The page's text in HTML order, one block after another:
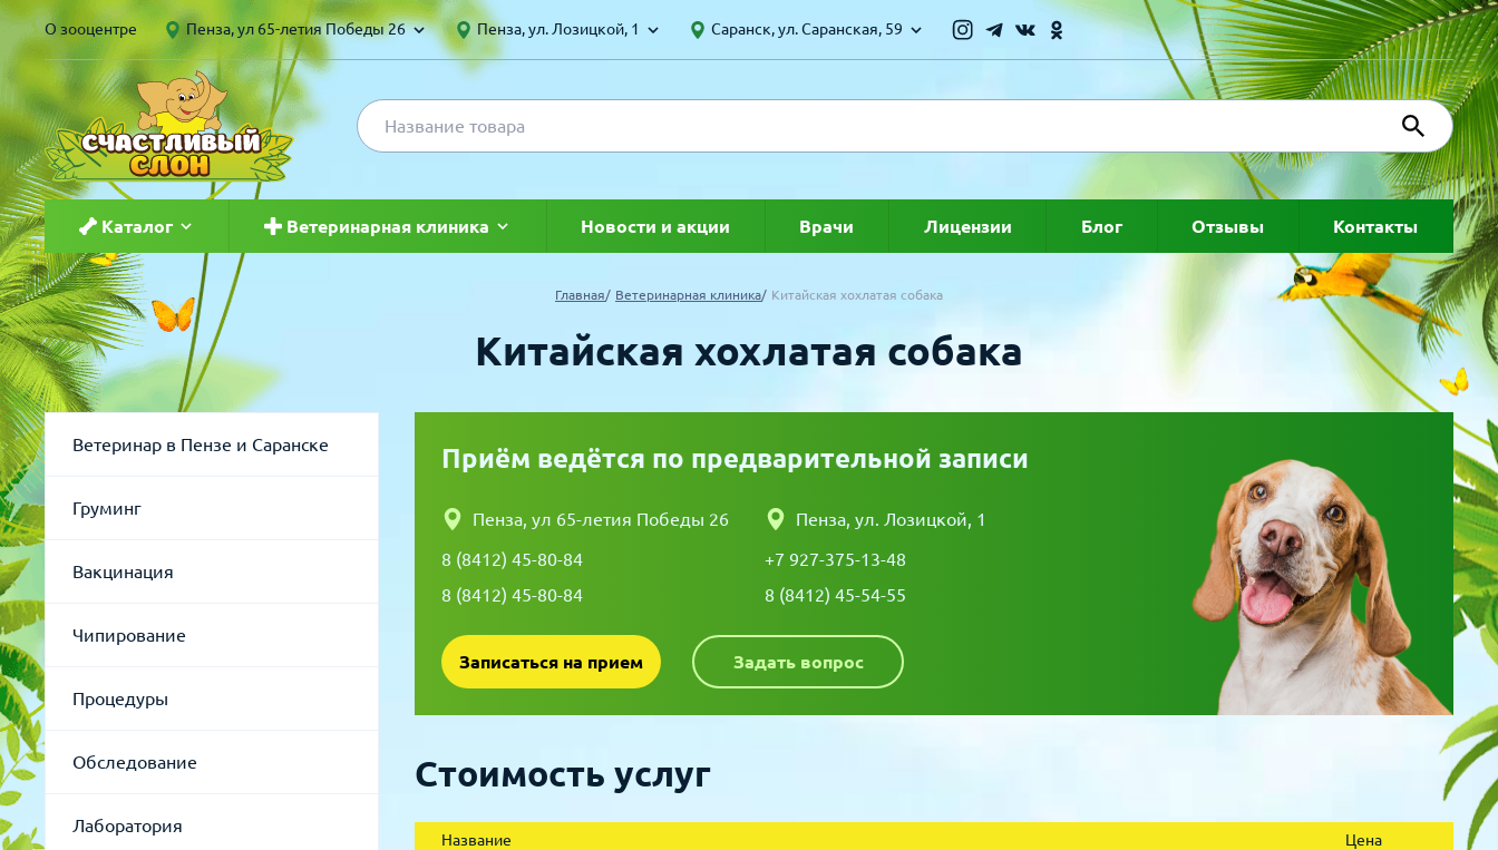
О зооцентре Пенза, ул 65-летия Победы 26 Пенза, ул. Лозицкой, 1 Саранск, ул. Саранская, 59
Каталог
Для кошек
Для собак
Для птиц
Ветеринарная клиника
Вакцинация
Новости и акции Врачи Лицензии Блог Отзывы Контакты
Главная Ветеринарная клиника Китайская хохлатая собака
Китайская хохлатая собака
Ветеринар в Пензе и Саранске
Груминг
Вакцинация
Чипирование
Процедуры
Обследование
Лаборатория
Приём ведётся по предварительной записи
Пенза, ул 65-летия Победы 26
8 (8412) 45-80-84
8 (8412) 45-80-84
Пенза, ул. Лозицкой, 1
+7 927-375-13-48
8 (8412) 45-54-55
Записаться на прием Задать вопрос
Стоимость услуг
Название Цена